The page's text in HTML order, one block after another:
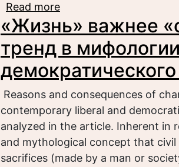
Read more
«Жизнь» важнее
тренд в
Reasons and consequences of
contemporary liberal and
analyzed in the article. Inherent in
and mythological concept that
sacrifices (made by a man or